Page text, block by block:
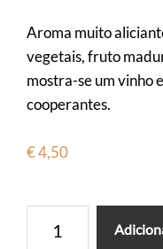
Aroma muito
vegetais, fruto
mostra-se um vinho
cooperantes.
€4,50